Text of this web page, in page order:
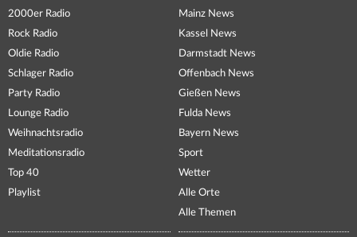
2000er Radio
Rock Radio
Oldie Radio
Schlager Radio
Party Radio
Lounge Radio
Weihnachtsradio
Meditationsradio
Top 40
Playlist
Mainz News
Kassel News
Darmstadt News
Offenbach News
Gießen News
Fulda News
Bayern News
Sport
Wetter
Alle Orte
Alle Themen